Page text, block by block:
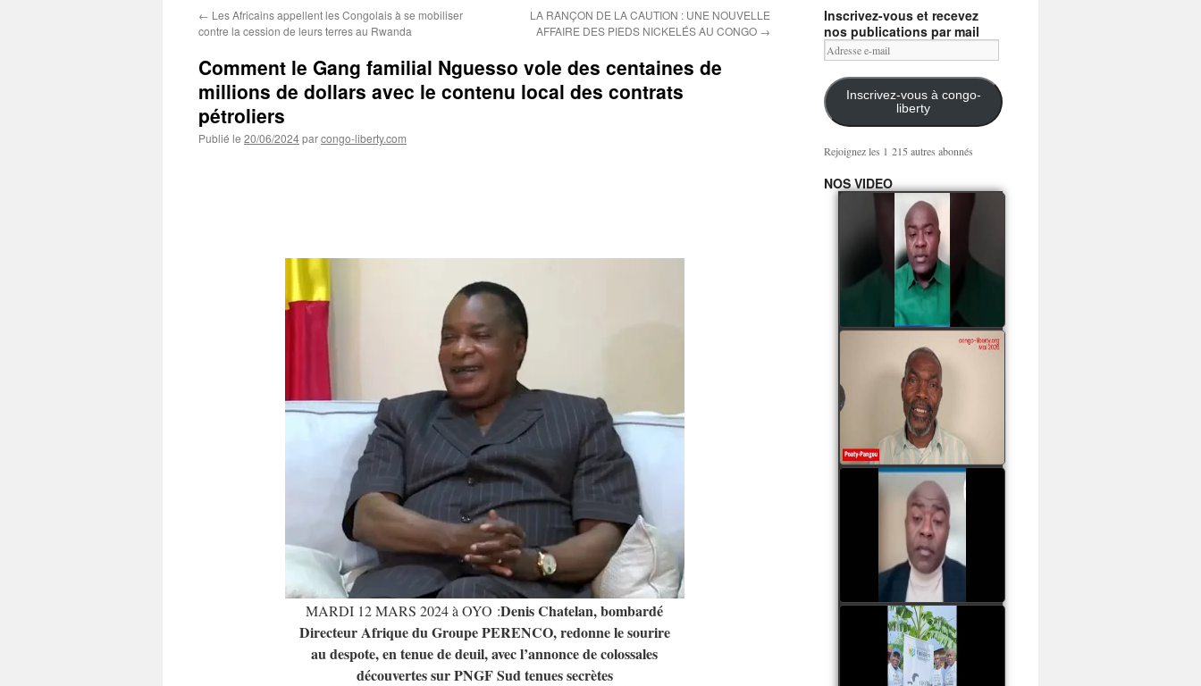
← Les Africains appellent les Congolais à se mobiliser
contre la cession de leurs terres au Rwanda
LA RANÇON DE LA CAUTION : UNE NOUVELLE
AFFAIRE DES PIEDS NICKELÉS AU CONGO →
Comment le Gang familial Nguesso vole des centaines de
millions de dollars avec le contenu local des contrats
pétroliers
Publié le 20/06/2024parcongo-liberty.com
MARDI 12 MARS 2024 à OYO :Denis Chatelan, bombardé
Directeur Afrique du Groupe PERENCO, redonne le sourire
au despote, en tenue de deuil, avec l’annonce de colossales
découvertes sur PNGF Sud tenues secrètes
Inscrivez-vous et recevez
nos publications par mail
Adresse
e-
mail
Inscrivez-vous à congo-
liberty
Rejoignez les 1 215 autres abonnés
NOS VIDEO
Mingwa BIANGO : Ni
les mercenaires russes,
ni la garde présidentielle
ne mourront pour
Sassou Denis
watch video
POATY PANGOU
parle de la coquille vide
Collinet Makosso, des
assassinats des jeunes
par Serge OBOA
watch video
Sassou Nguesso est
revenu au pouvoir par
les armes, il ne quittera
le pouvoir que par la
force
watch video
watch video